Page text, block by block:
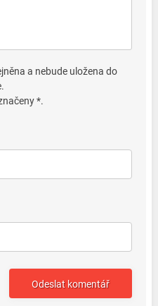
a nebude uložena do
*.